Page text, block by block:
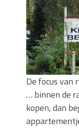
De focus van
… binnen de
kopen, dan